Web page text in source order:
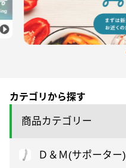
カテゴリから探す
商品カテゴリー
Ｄ＆Ｍ(サポーター)